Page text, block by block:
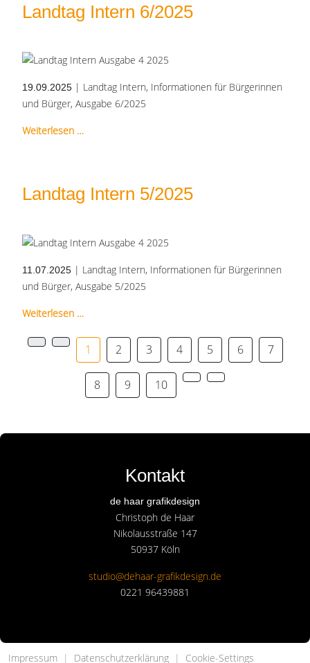
Landtag Intern 6/2025
19.09.2025 | Landtag Intern, Informationen für Bürgerinnen
und Bürger, Ausgabe 6/2025
Weiterlesen …
Landtag Intern 5/2025
11.07.2025 | Landtag Intern, Informationen für Bürgerinnen
und Bürger, Ausgabe 5/2025
Weiterlesen …
1 2 3 4 5 6 7
8 9 10
Kontakt
de haar grafikdesign
Christoph de Haar
Nikolausstraße 147
50937 Köln
studio@dehaar-grafikdesign.de
0221 96439881
Impressum | Datenschutzerklärung | Cookie-Settings